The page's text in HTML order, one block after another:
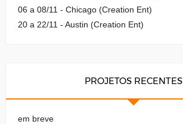
06 a 08/11 - Chicago (Creation Ent)
20 a 22/11 - Austin (Creation Ent)
PROJETOS RECENTES
em breve